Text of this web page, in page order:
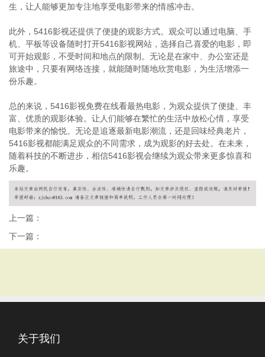
生，让人能够更加专注地享受电影带来的情感冲击。
此外，5416影视还提供了便捷的观影方式。观众可以通过电脑、手
机、平板等设备随时打开5416影视网站，选择自己喜爱的电影，即
可开始观影，不受时间和地点的限制。无论是在家中、办公室还是
旅途中，只要有网络连接，就能随时随地欣赏电影，为生活增添一
份乐趣。
总的来说，5416影视免费在线看最热电影，为观众提供了便捷、丰
富、优质的观影体验。让人们能够在繁忙的生活中放松心情，享受
电影带来的愉悦。无论是追逐最新电影潮流，还是回味经典老片，
5416影视都能满足观众的不同需求，成为观影的好去处。在未来，
随着科技的不断进步，相信5416影视会继续为观众带来更多惊喜和
乐趣。
上一篇：
下一篇：
关于我们